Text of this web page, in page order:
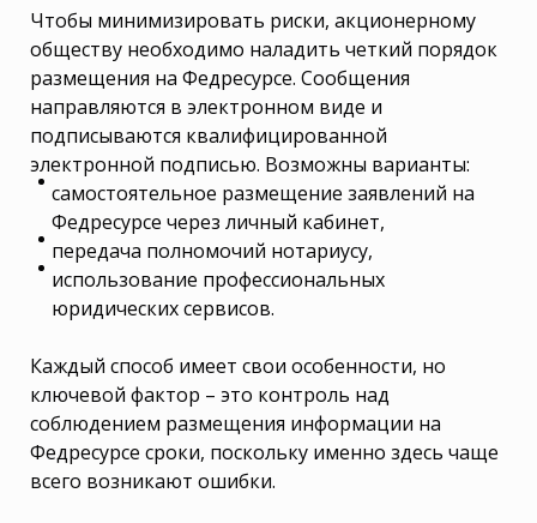
Чтобы минимизировать риски, акционерному
обществу необходимо наладить четкий порядок
размещения на Федресурсе. Сообщения
направляются в электронном виде и
подписываются квалифицированной
электронной подписью. Возможны варианты:
самостоятельное размещение заявлений на
Федресурсе через личный кабинет,
передача полномочий нотариусу,
использование профессиональных
юридических сервисов.
Каждый способ имеет свои особенности, но
ключевой фактор – это контроль над
соблюдением размещения информации на
Федресурсе сроки, поскольку именно здесь чаще
всего возникают ошибки.